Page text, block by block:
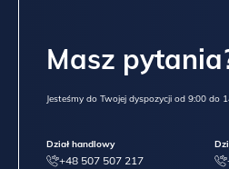
Masz
Jesteśmy do Twojej dyspozycji od 9:00 do
Dział handlowy
+48 507 507 217